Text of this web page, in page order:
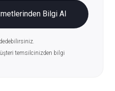
Bilgi Al
temsilcinizden bilgi